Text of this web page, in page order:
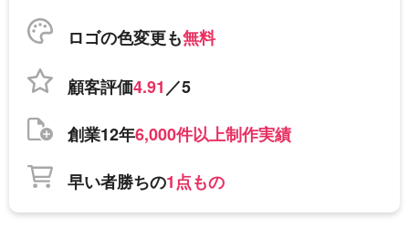
ロゴの色変更も無料
顧客評価4.91／5
創業12年6,000件以上制作実績
早い者勝ちの1点もの